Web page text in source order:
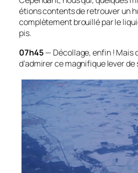
étions contents de retrouver un
complètement brouillé par le
pis.
07h45— Décollage, enfin ! Mais
d’admirer ce magnifique lever de